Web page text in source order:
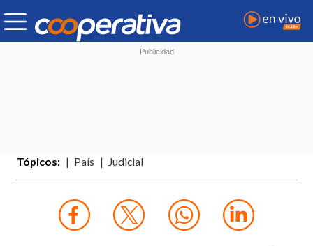
Tópicos: País Judicial